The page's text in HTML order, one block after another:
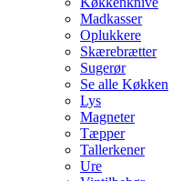
Madkasser
Oplukkere
Skærebrætter
Sugerør
Se alle Køkken
Lys
Magneter
Tæpper
Tallerkener
Ure